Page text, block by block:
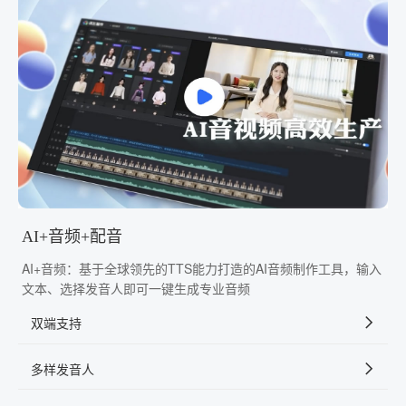
AI+音频+配音
AI+音频：基于全球领先的TTS能力打造的AI音频制作工具，输入
文本、选择发音人即可一键生成专业音频
双端支持
多样发音人